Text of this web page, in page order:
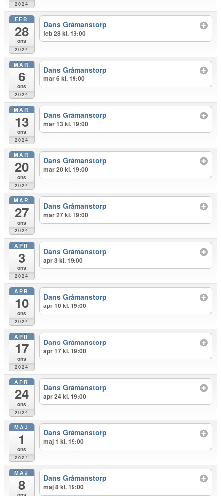
2024
FEB
28
ons
2024
Dans Gråmanstorp
feb 28 kl. 19:00
MAR
6
ons
2024
Dans Gråmanstorp
mar 6 kl. 19:00
MAR
13
ons
2024
Dans Gråmanstorp
mar 13 kl. 19:00
MAR
20
ons
2024
Dans Gråmanstorp
mar 20 kl. 19:00
MAR
27
ons
2024
Dans Gråmanstorp
mar 27 kl. 19:00
APR
3
ons
2024
Dans Gråmanstorp
apr 3 kl. 19:00
APR
10
ons
2024
Dans Gråmanstorp
apr 10 kl. 19:00
APR
17
ons
2024
Dans Gråmanstorp
apr 17 kl. 19:00
APR
24
ons
2024
Dans Gråmanstorp
apr 24 kl. 19:00
MAJ
1
ons
2024
Dans Gråmanstorp
maj 1 kl. 19:00
MAJ
8
ons
Dans Gråmanstorp
maj 8 kl. 19:00